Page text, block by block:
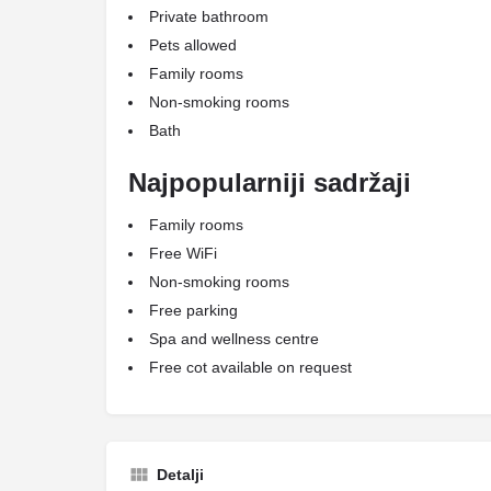
Private bathroom
Pets allowed
Family rooms
Non-smoking rooms
Bath
Najpopularniji sadržaji
Family rooms
Free WiFi
Non-smoking rooms
Free parking
Spa and wellness centre
Free cot available on request
Detalji